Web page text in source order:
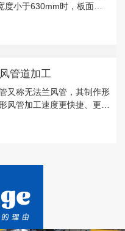
小于630mm时，板面不
当宽度大于或等于630mm
滚压加强筋，加强筋间距在
管道加工
又称无法兰风管，其制作形
风管加工速度更快捷、更方
率。其优点是节省材料，减
风量小，降低能耗，节省运